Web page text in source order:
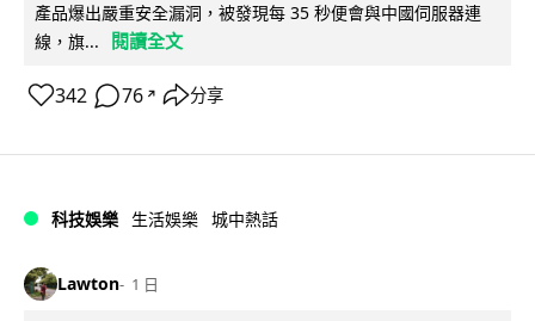
產品爆出嚴重安全漏洞，被發現每 35 秒便會與中國伺服器連
線，旗...
閱讀全文
342 76 ↗ 分享
科技娛樂 生活娛樂 城中熱話
Lawton 1 日